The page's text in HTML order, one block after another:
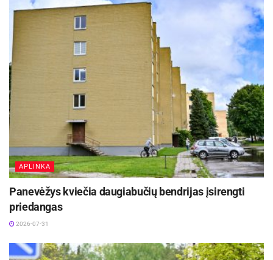
kelio dvasią ir puoselėti vertybes, kurios prieš 36
metus suvienijo tris tautas.
Komunikacijos skyrius
Šaltinis: Panevėžio miesto savivaldybė
Žymos: Panevėžio miesto savivaldybė
APLINKA
Panevėžys kviečia daugiabučių bendrijas įsirengti
priedangas
2026-07-31